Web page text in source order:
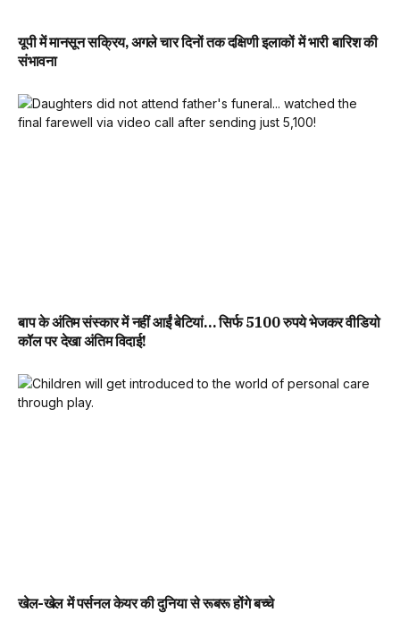
यूपी में मानसून सक्रिय, अगले चार दिनों तक दक्षिणी इलाकों में भारी बारिश की
संभावना
बाप के अंतिम संस्कार में नहीं आईं बेटियां… सिर्फ 5100 रुपये भेजकर वीडियो
कॉल पर देखा अंतिम विदाई!
खेल-खेल में पर्सनल केयर की दुनिया से रूबरू होंगे बच्चे